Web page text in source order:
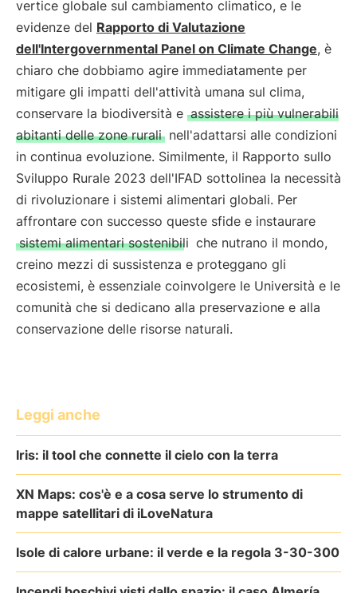
vertice globale sul cambiamento climatico, e le
evidenze del Rapporto di Valutazione
dell'Intergovernmental Panel on Climate Change, è
chiaro che dobbiamo agire immediatamente per
mitigare gli impatti dell'attività umana sul clima,
conservare la biodiversità e assistere i più vulnerabili
abitanti delle zone rurali nell'adattarsi alle condizioni
in continua evoluzione. Similmente, il Rapporto sullo
Sviluppo Rurale 2023 dell'IFAD sottolinea la necessità
di rivoluzionare i sistemi alimentari globali. Per
affrontare con successo queste sfide e instaurare
sistemi alimentari sostenibili che nutrano il mondo,
creino mezzi di sussistenza e proteggano gli
ecosistemi, è essenziale coinvolgere le Università e le
comunità che si dedicano alla preservazione e alla
conservazione delle risorse naturali.
Leggi anche
Iris: il tool che connette il cielo con la terra
XN Maps: cos'è e a cosa serve lo strumento di
mappe satellitari di iLoveNatura
Isole di calore urbane: il verde e la regola 3-30-300